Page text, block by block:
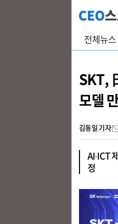
전체뉴스
SKT,
모델
김동일 기자
AI∙ICT
정